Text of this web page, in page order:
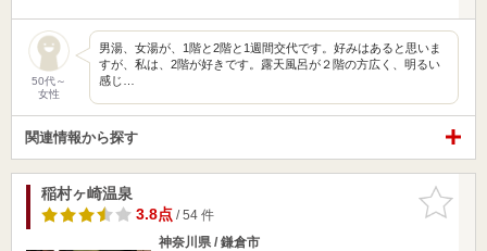
50代～
女性
男湯、女湯が、1階と2階と1週間交代です。好みはあると思いま
すが、私は、2階が好きです。露天風呂が２階の方広く、明るい
感じ…
関連情報から探す
お気に入
りに追加
稲村ヶ崎温泉
3.8点/ 54 件
神奈川県 / 鎌倉市